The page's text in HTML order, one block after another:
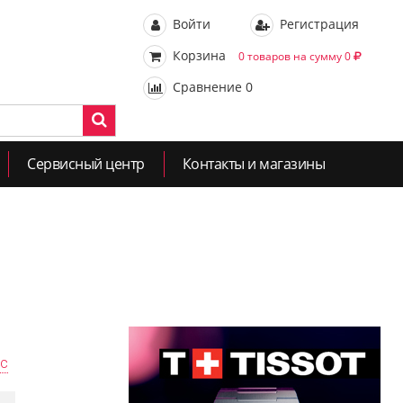
Войти
Регистрация
Корзина
0 товаров на сумму 0
Сравнение 0
Сервисный центр Контакты и магазины